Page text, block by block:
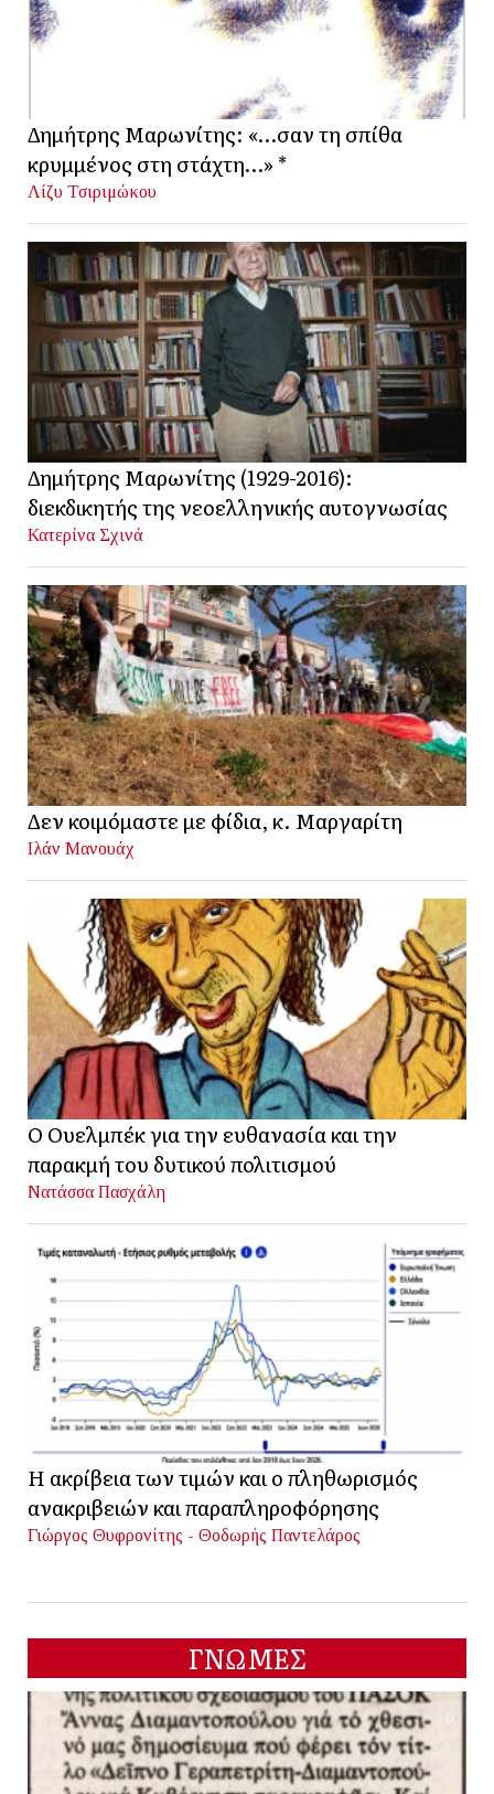
Δημήτρης Μαρωνίτης: «…σαν τη σπίθα
κρυμμένος στη στάχτη…» *
Λίζυ Τσιριμώκου
Δημήτρης Μαρωνίτης (1929-2016):
διεκδικητής της νεοελληνικής αυτογνωσίας
Κατερίνα Σχινά
Δεν κοιμόμαστε με φίδια, κ. Μαργαρίτη
Ιλάν Μανουάχ
Ο Ουελμπέκ για την ευθανασία και την
παρακμή του δυτικού πολιτισμού
Νατάσσα Πασχάλη
Η ακρίβεια των τιμών και ο πληθωρισμός
ανακριβειών και παραπληροφόρησης
Γιώργος Θυφρονίτης - Θοδωρής Παντελάρος
ΓΝΩΜΕΣ